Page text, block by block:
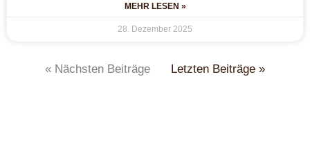
MEHR LESEN »
28. Dezember 2025
« Nächsten Beiträge Letzten Beiträge »